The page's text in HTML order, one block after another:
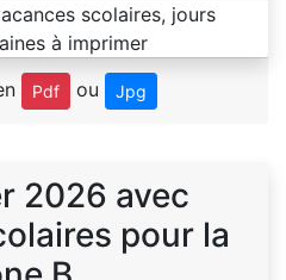
Pdf ou Jpg
2026 avec
pour la